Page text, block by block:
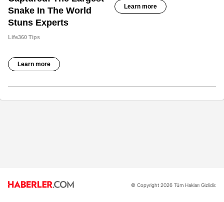
© Copyright 2026 Tüm Hakları Gizlidir.